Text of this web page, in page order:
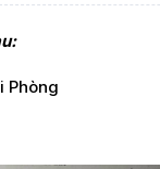
Phòng